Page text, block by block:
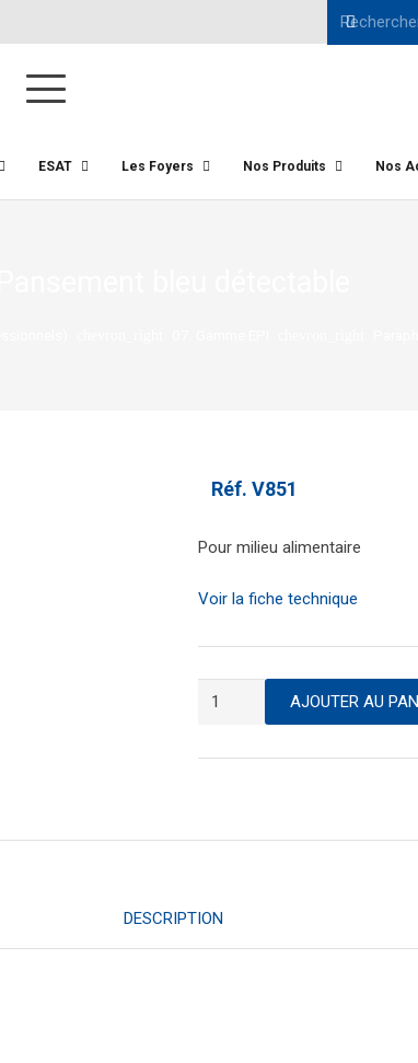
ESAT Les Foyers Nos Produits Nos
Réf. V851
Pour milieu alimentaire
Voir la fiche technique
quantité
AJOUTER AU
DESCRIPTION